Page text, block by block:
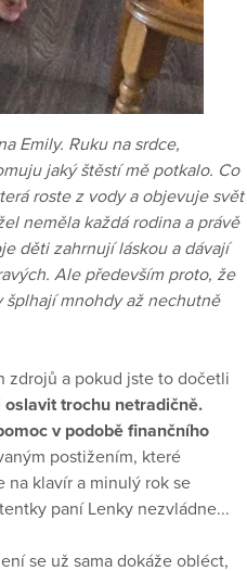
Emily. Ruku na srdce,
jaký štěstí mě potkalo. Co
roste z vody a objevuje svět
neměla každá rodina a právě
děti zahrnují láskou a dávají
Ale především proto, že
šplhají mnohdy až nechutně
zdrojů a pokud jste to dočetli
trochu netradičně.
v podobě finančního
postižením, které
na klavír a minulý rok se
paní Lenky nezvládne...
se už sama dokáže obléct,